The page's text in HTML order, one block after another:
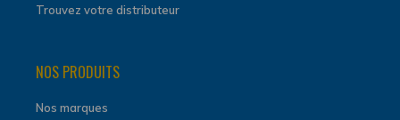
Trouvez votre distributeur
NOS PRODUITS
Nos marques